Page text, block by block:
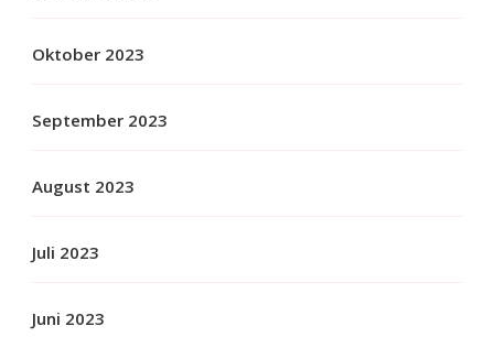
Oktober 2023
September 2023
August 2023
Juli 2023
Juni 2023